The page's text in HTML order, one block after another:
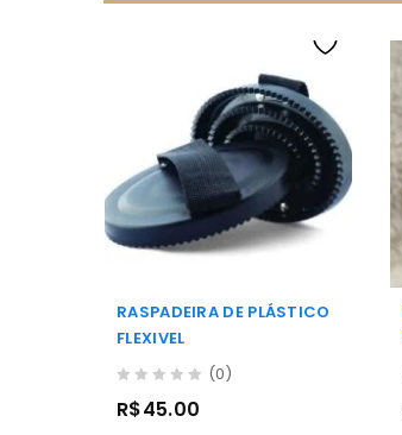
RASPADEIRA DE PLÁSTICO
FLEXIVEL
out
(0)
R$45.00